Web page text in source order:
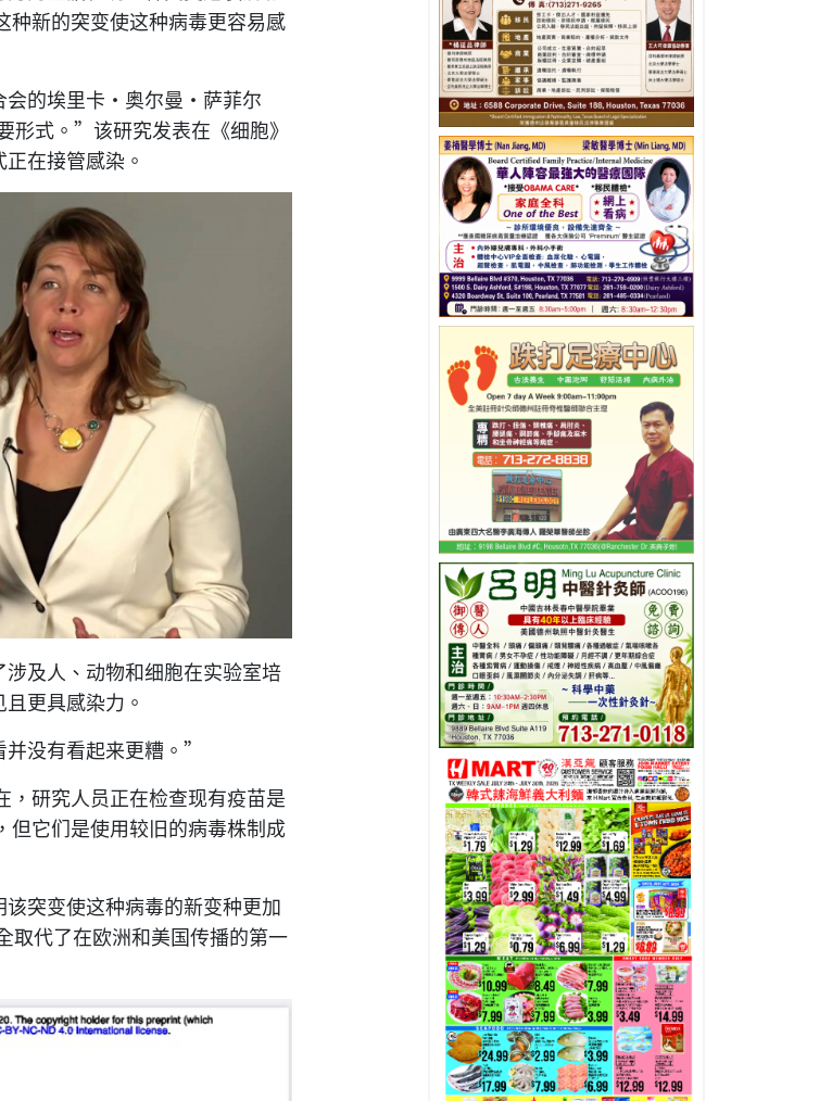
种新的突变使这种病毒更容易感
会的埃里卡·奥尔曼·萨菲尔
形式。”该研究发表在《细胞》
在接管感染。
及人、动物和细胞在实验室培
更具感染力。
没有看起来更糟。”
，研究人员正在检查现有疫苗是
但它们是使用较旧的病毒株制成
突变使这种病毒的新变种更加
取代了在欧洲和美国传播的第一